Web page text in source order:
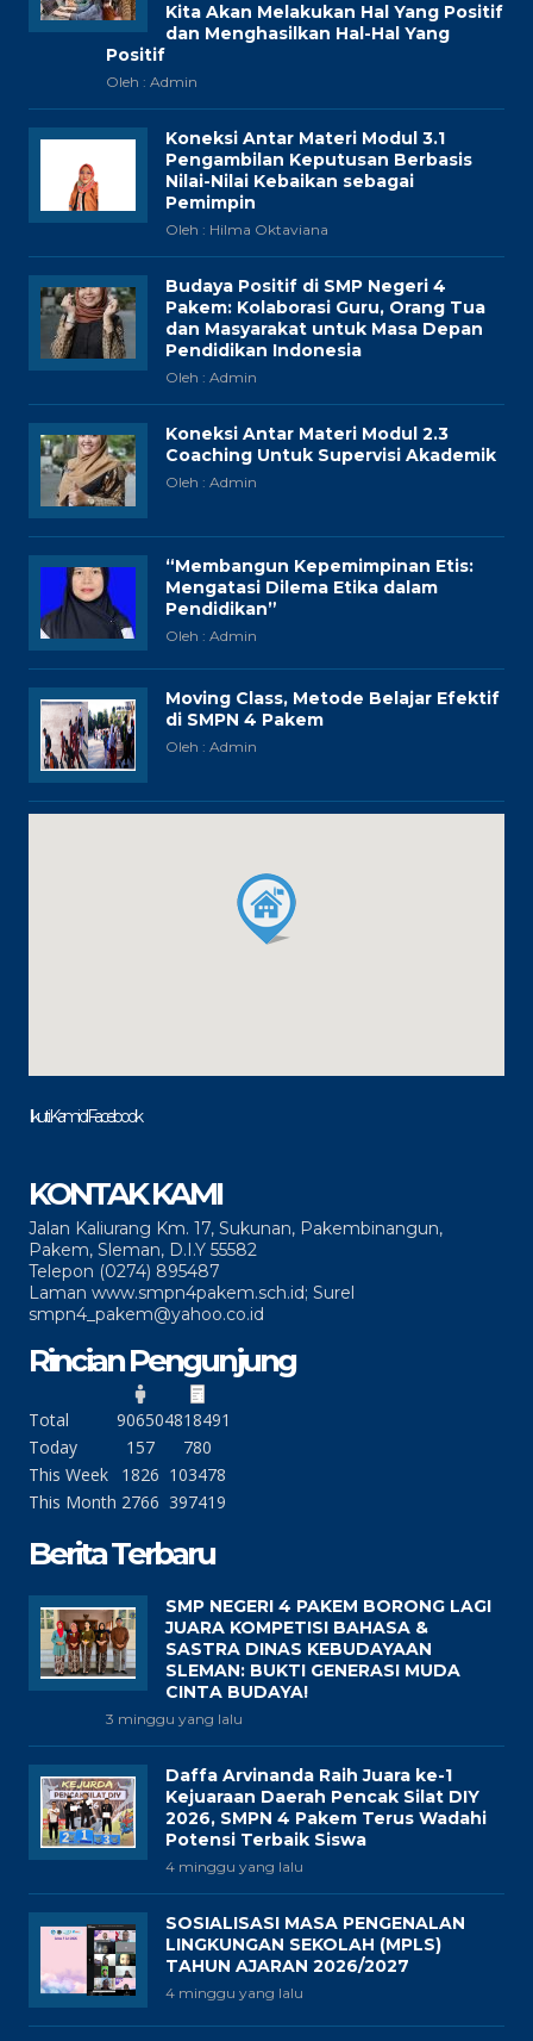
Kita Akan Melakukan Hal Yang Positif
dan Menghasilkan Hal-Hal Yang
Positif
Oleh : Admin
Koneksi Antar Materi Modul 3.1
Pengambilan Keputusan Berbasis
Nilai-Nilai Kebaikan sebagai
Pemimpin
Oleh : Hilma Oktaviana
Budaya Positif di SMP Negeri 4
Pakem: Kolaborasi Guru, Orang Tua
dan Masyarakat untuk Masa Depan
Pendidikan Indonesia
Oleh : Admin
Koneksi Antar Materi Modul 2.3
Coaching Untuk Supervisi Akademik
Oleh : Admin
“Membangun Kepemimpinan Etis:
Mengatasi Dilema Etika dalam
Pendidikan”
Oleh : Admin
Moving Class, Metode Belajar Efektif
di SMPN 4 Pakem
Oleh : Admin
Ikuti Kami di Facebook
KONTAK KAMI
Jalan Kaliurang Km. 17, Sukunan, Pakembinangun,
Pakem, Sleman, D.I.Y 55582
Telepon (0274) 895487
Laman www.smpn4pakem.sch.id; Surel
smpn4_pakem@yahoo.co.id
Rincian Pengunjung
Total 906504818491
Today
157
780
This Week
1826 103478
This Month 2766 397419
Berita Terbaru
SMP NEGERI 4 PAKEM BORONG LAGI
JUARA KOMPETISI BAHASA &
SASTRA DINAS KEBUDAYAAN
SLEMAN: BUKTI GENERASI MUDA
CINTA BUDAYA!
3 minggu yang lalu
Daffa Arvinanda Raih Juara ke-1
Kejuaraan Daerah Pencak Silat DIY
2026, SMPN 4 Pakem Terus Wadahi
Potensi Terbaik Siswa
4 minggu yang lalu
SOSIALISASI MASA PENGENALAN
LINGKUNGAN SEKOLAH (MPLS)
TAHUN AJARAN 2026/2027
4 minggu yang lalu